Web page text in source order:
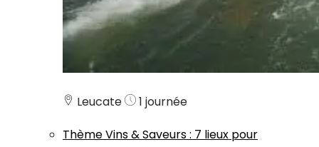
Leucate
1 journée
ThèmeVins & Saveurs: 7 lieux pour